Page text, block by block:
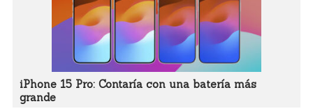
iPhone 15 Pro: Contaría con una batería más
grande